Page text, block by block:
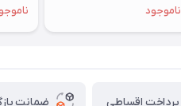
ناموجود
پرداخت اقساطی ضمانت